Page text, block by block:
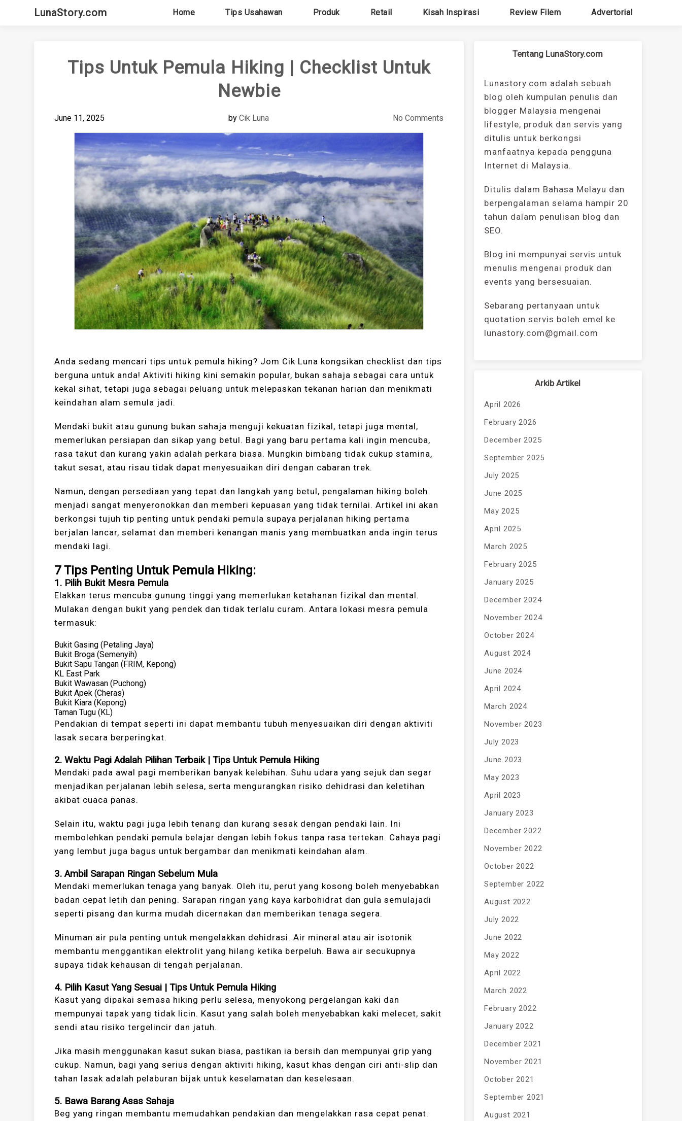
LunaStory.com Home Tips Usahawan Produk Retail Kisah Inspirasi Review Filem Advertorial
Tips Untuk Pemula Hiking | Checklist Untuk
Newbie
June 11, 2025 byCik Luna No Comments
Anda sedang mencari tips untuk pemula hiking? Jom Cik Luna kongsikan checklist dan tips
berguna untuk anda! Aktiviti hiking kini semakin popular, bukan sahaja sebagai cara untuk
kekal sihat, tetapi juga sebagai peluang untuk melepaskan tekanan harian dan menikmati
keindahan alam semula jadi.
Mendaki bukit atau gunung bukan sahaja menguji kekuatan fizikal, tetapi juga mental,
memerlukan persiapan dan sikap yang betul. Bagi yang baru pertama kali ingin mencuba,
rasa takut dan kurang yakin adalah perkara biasa. Mungkin bimbang tidak cukup stamina,
takut sesat, atau risau tidak dapat menyesuaikan diri dengan cabaran trek.
Namun, dengan persediaan yang tepat dan langkah yang betul, pengalaman hiking boleh
menjadi sangat menyeronokkan dan memberi kepuasan yang tidak ternilai. Artikel ini akan
berkongsi tujuh tip penting untuk pendaki pemula supaya perjalanan hiking pertama
berjalan lancar, selamat dan memberi kenangan manis yang membuatkan anda ingin terus
mendaki lagi.
7 Tips Penting Untuk Pemula Hiking:
1. Pilih Bukit Mesra Pemula
Elakkan terus mencuba gunung tinggi yang memerlukan ketahanan fizikal dan mental.
Mulakan dengan bukit yang pendek dan tidak terlalu curam. Antara lokasi mesra pemula
termasuk:
Bukit Gasing (Petaling Jaya)
Bukit Broga (Semenyih)
Bukit Sapu Tangan (FRIM, Kepong)
KL East Park
Bukit Wawasan (Puchong)
Bukit Apek (Cheras)
Bukit Kiara (Kepong)
Taman Tugu (KL)
Pendakian di tempat seperti ini dapat membantu tubuh menyesuaikan diri dengan aktiviti
lasak secara berperingkat.
2.Waktu Pagi Adalah Pilihan Terbaik|Tips Untuk Pemula Hiking
Mendaki pada awal pagi memberikan banyak kelebihan. Suhu udara yang sejuk dan segar
menjadikan perjalanan lebih selesa, serta mengurangkan risiko dehidrasi dan keletihan
akibat cuaca panas.
Selain itu, waktu pagi juga lebih tenang dan kurang sesak dengan pendaki lain. Ini
membolehkan pendaki pemula belajar dengan lebih fokus tanpa rasa tertekan. Cahaya pagi
yang lembut juga bagus untuk bergambar dan menikmati keindahan alam.
3.Ambil Sarapan Ringan Sebelum Mula
Mendaki memerlukan tenaga yang banyak. Oleh itu, perut yang kosong boleh menyebabkan
badan cepat letih dan pening. Sarapan ringan yang kaya karbohidrat dan gula semulajadi
seperti pisang dan kurma mudah dicernakan dan memberikan tenaga segera.
Minuman air pula penting untuk mengelakkan dehidrasi. Air mineral atau air isotonik
membantu menggantikan elektrolit yang hilang ketika berpeluh. Bawa air secukupnya
supaya tidak kehausan di tengah perjalanan.
4. Pilih Kasut Yang Sesuai |Tips Untuk Pemula Hiking
Kasut yang dipakai semasa hiking perlu selesa, menyokong pergelangan kaki dan
mempunyai tapak yang tidak licin. Kasut yang salah boleh menyebabkan kaki melecet, sakit
sendi atau risiko tergelincir dan jatuh.
Jika masih menggunakan kasut sukan biasa, pastikan ia bersih dan mempunyai grip yang
cukup. Namun, bagi yang serius dengan aktiviti hiking, kasut khas dengan ciri anti-slip dan
tahan lasak adalah pelaburan bijak untuk keselamatan dan keselesaan.
5. Bawa Barang Asas Sahaja
Beg yang ringan membantu memudahkan pendakian dan mengelakkan rasa cepat penat.
Tentang LunaStory.com
Lunastory.com adalah sebuah
blog oleh kumpulan penulis dan
blogger Malaysia mengenai
lifestyle, produk dan servis yang
ditulis untuk berkongsi
manfaatnya kepada pengguna
Internet di Malaysia.
Ditulis dalam Bahasa Melayu dan
berpengalaman selama hampir 20
tahun dalam penulisan blog dan
SEO.
Blog ini mempunyai servis untuk
menulis mengenai produk dan
events yang bersesuaian.
Sebarang pertanyaan untuk
quotation servis boleh emel ke
lunastory.com@gmail.com
Arkib Artikel
April 2026
February 2026
December 2025
September 2025
July 2025
June 2025
May 2025
April 2025
March 2025
February 2025
January 2025
December 2024
November 2024
October 2024
August 2024
June 2024
April 2024
March 2024
November 2023
July 2023
June 2023
May 2023
April 2023
January 2023
December 2022
November 2022
October 2022
September 2022
August 2022
July 2022
June 2022
May 2022
April 2022
March 2022
February 2022
January 2022
December 2021
November 2021
October 2021
September 2021
August 2021